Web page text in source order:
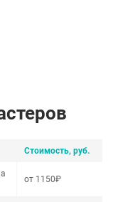
Стоимость, руб.
от 1150₽